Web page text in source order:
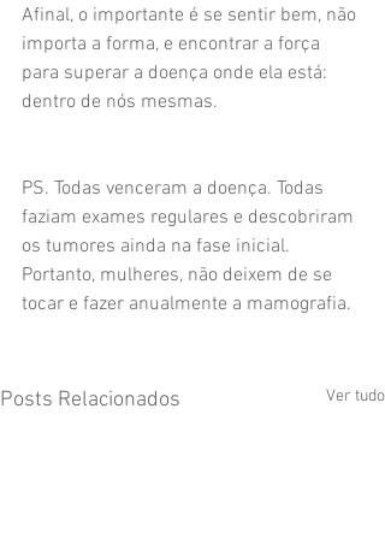
Afinal, o importante é se sentir bem, não
importa a forma, e encontrar a força
para superar a doença onde ela está:
dentro de nós mesmas.
PS. Todas venceram a doença. Todas
faziam exames regulares e descobriram
os tumores ainda na fase inicial.
Portanto, mulheres, não deixem de se
tocar e fazer anualmente a mamografia.
Posts Relacionados Ver tudo